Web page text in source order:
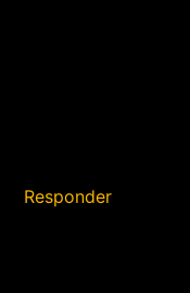
Responder